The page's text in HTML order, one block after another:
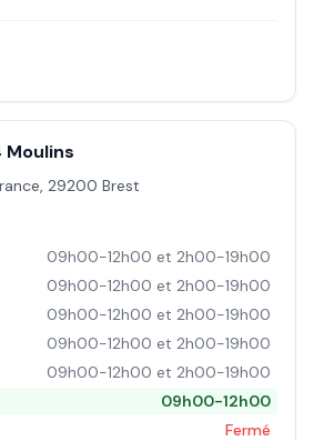
Moulins
, 29200 Brest
09h00-12h00 et 2h00-19h00
09h00-12h00 et 2h00-19h00
09h00-12h00 et 2h00-19h00
09h00-12h00 et 2h00-19h00
09h00-12h00 et 2h00-19h00
09h00-12h00
Fermé